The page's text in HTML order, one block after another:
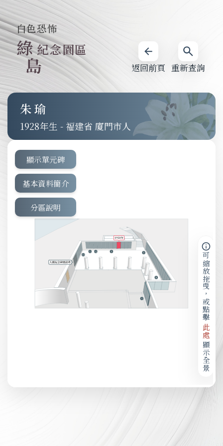
重新查詢
返回前頁
白色恐怖
綠
島
紀念園區
朱瑜
1928 - 福建省 廈門市人
顯示單元碑
基本資料簡介
分區說明
可縮放拖曳，或點擊
此處
顯示全景